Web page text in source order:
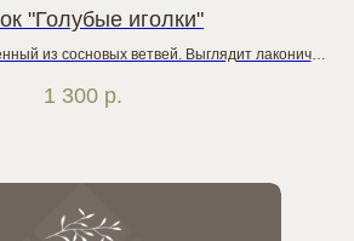
"Голубые иголки"
из сосновых ветвей. Выглядит лаконично
прохлада цвета
1 300 р.